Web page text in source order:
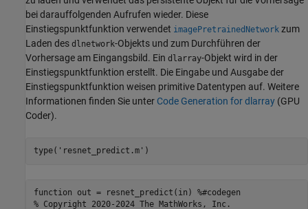
bei darauffolgenden Aufrufen wieder. Diese
Einstiegspunktfunktion verwendet imagePretrainedNetwork zum
Laden des dlnetwork-Objekts und zum Durchführen der
Vorhersage am Eingangsbild. Ein dlarray-Objekt wird in der
Einstiegspunktfunktion erstellt. Die Eingabe und Ausgabe der
Einstiegspunktfunktion weisen primitive Datentypen auf. Weitere
Informationen finden Sie unter Code Generation for dlarray (GPU
Coder).
type( 'resnet_predict.m' )
function out = resnet_predict(in) %#codegen
% Copyright 2020-2024 The MathWorks, Inc.